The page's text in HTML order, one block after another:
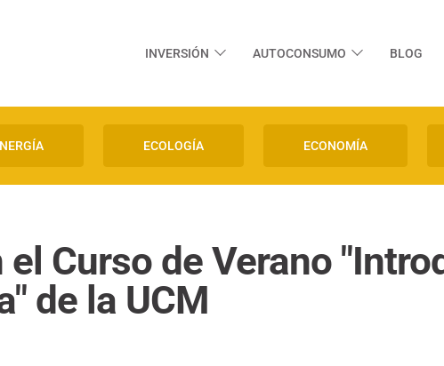
INVERSIÓN AUTOCONSUMO BLOG
ECOLOGÍA ECONOMÍA
Curso de Verano
de la UCM